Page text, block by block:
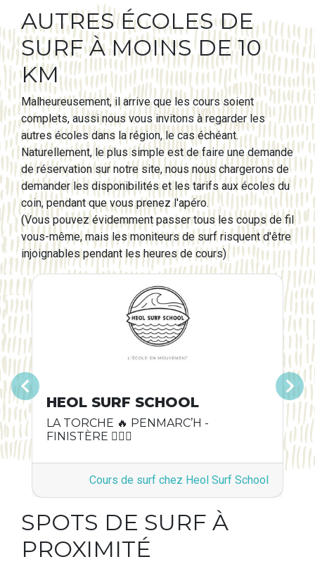
AUTRES ÉCOLES DE
SURF À MOINS DE 10
KM
Malheureusement, il arrive que les cours soient
complets, aussi nous vous invitons à regarder les
autres écoles dans la région, le cas échéant.
Naturellement, le plus simple est de faire une demande
de réservation sur notre site, nous nous chargerons de
demander les disponibilités et les tarifs aux écoles du
coin, pendant que vous prenez l'apéro.
(Vous pouvez évidemment passer tous les coups de fil
vous-même, mais les moniteurs de surf risquent d'être
injoignables pendant les heures de cours)
HEOL SURF SCHOOL
LA TORCHE 🔥 PENMARC’H -
FINISTÈRE 🏄🏽‍♂️
Cours de surf chez Heol Surf School
Suivant
SPOTS DE SURF À
PROXIMITÉ